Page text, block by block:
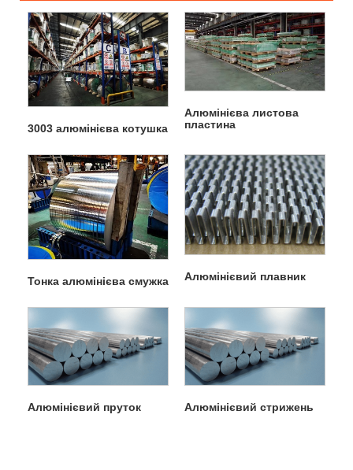
3003 алюмінієва котушка
Алюмінієва листова
пластина
Тонка алюмінієва смужка Алюмінієвий плавник
Алюмінієвий пруток Алюмінієвий стрижень